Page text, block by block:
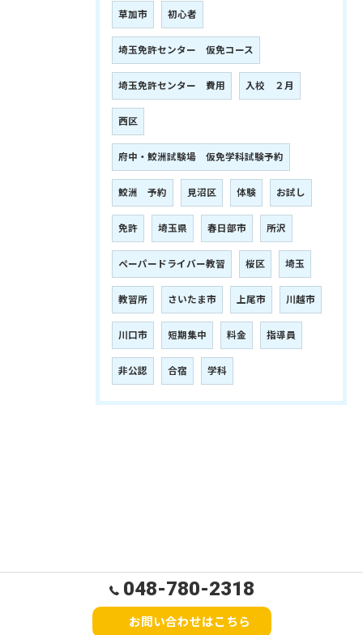
草加市 初心者
埼玉免許センター 仮免コース
埼玉免許センター 費用 入校 ２月
西区
府中・鮫洲試験場 仮免学科試験予約
鮫洲 予約 見沼区 体験 お試し
免許 埼玉県 春日部市 所沢
ペーパードライバー教習 桜区 埼玉
教習所 さいたま市 上尾市 川越市
川口市 短期集中 料金 指導員
非公認 合宿 学科
048-780-2318
お問い合わせはこちら